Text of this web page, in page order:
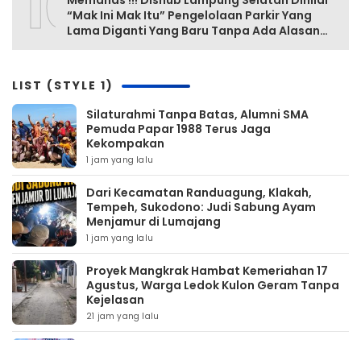
“Mak Ini Mak Itu” Pengelolaan Parkir Yang
Lama Diganti Yang Baru Tanpa Ada Alasan
LIST (STYLE 1)
Silaturahmi Tanpa Batas, Alumni SMA
Pemuda Papar 1988 Terus Jaga
Kekompakan
1 jam yang lalu
‎Dari Kecamatan Randuagung, Klakah,
Tempeh, Sukodono: Judi Sabung Ayam
Menjamur di Lumajang
1 jam yang lalu
‎Proyek Mangkrak Hambat Kemeriahan 17
Agustus, Warga Ledok Kulon Geram Tanpa
Kejelasan
21 jam yang lalu